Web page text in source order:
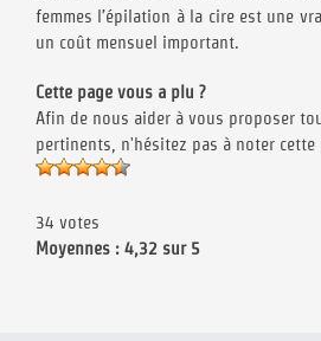
femmes l’épilation à la cire est une
un coût mensuel important.
Cette page vous a plu ?
Afin de nous aider à vous proposer
pertinents, n'hésitez pas à noter cette
34 votes
Moyennes : 4,32 sur 5